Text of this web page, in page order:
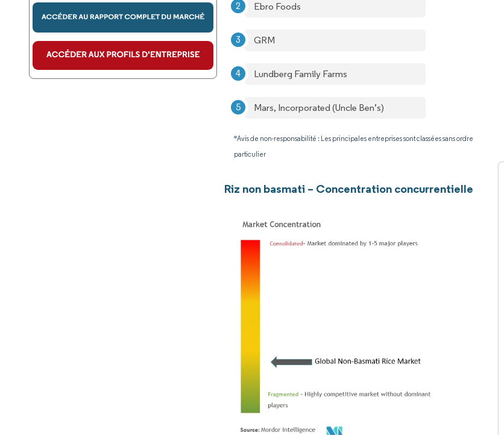
Ebro Foods
GRM
Lundberg Family Farms
Mars, Incorporated (Uncle Ben’s)
*Avis de non-responsabilité : Les principales entreprises sont classées sans ordre
particulier
Riz non basmati – Concentration concurrentielle